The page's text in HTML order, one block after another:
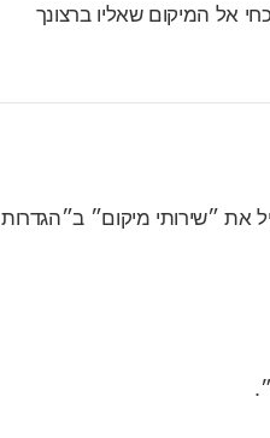
אל המיקום שאליו ברצונך
את ״שירותי מיקום״ ב״הגדרות